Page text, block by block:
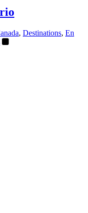
, Destinations, En